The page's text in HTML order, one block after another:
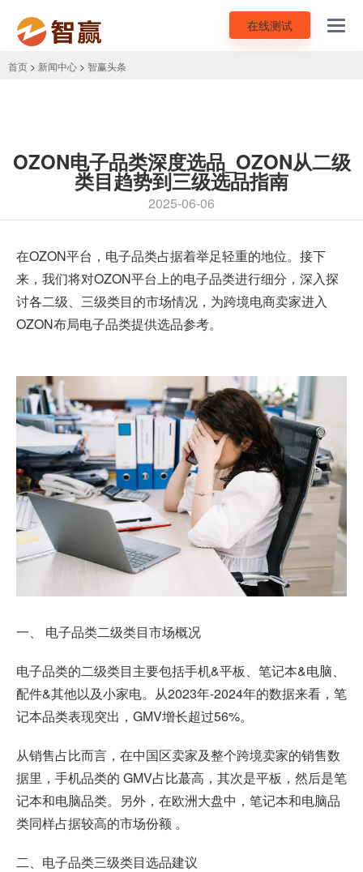
在线测试
首页 > 新闻中心 > 智赢头条
OZON电子品类深度选品_OZON从二级
类目趋势到三级选品指南
2025-06-06
在OZON平台 ，电子品类占据着举足轻重的地位。接下
来，我们将对OZON平台上的电子品类进行细分，深入探
讨各二级、三级类目的市场情况，为跨境电商卖家进入
OZON布局电子品类提供选品参考。
一、 电子品类二级类目市场概况
电子品类的二级类目主要包括手机&平板、笔记本&电脑、
配件&其他以及小家电。从2023年-2024年的数据来看，笔
记本品类表现突出，GMV增长超过56%。
从销售占比而言，在中国区卖家及整个跨境卖家的销售数
据里，手机品类的 GMV占比蕞高，其次是平板，然后是笔
记本和电脑品类。另外，在欧洲大盘中，笔记本和电脑品
类同样占据较高的市场份额 。
二、电子品类三级类目选品建议